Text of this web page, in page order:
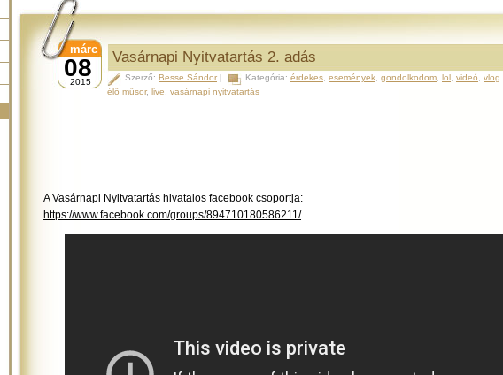
08
márc
2015
Vasárnapi Nyitvatartás 2. adás
Szerző: Besse Sándor | Kategória: érdekes események gondolkodom lol videó vlog
élő műsor, live vasárnapi nyitvatartás
A Vasárnapi Nyitvatartás hivatalos facebook csoportja:
https://www.facebook.com/groups/894710180586211/